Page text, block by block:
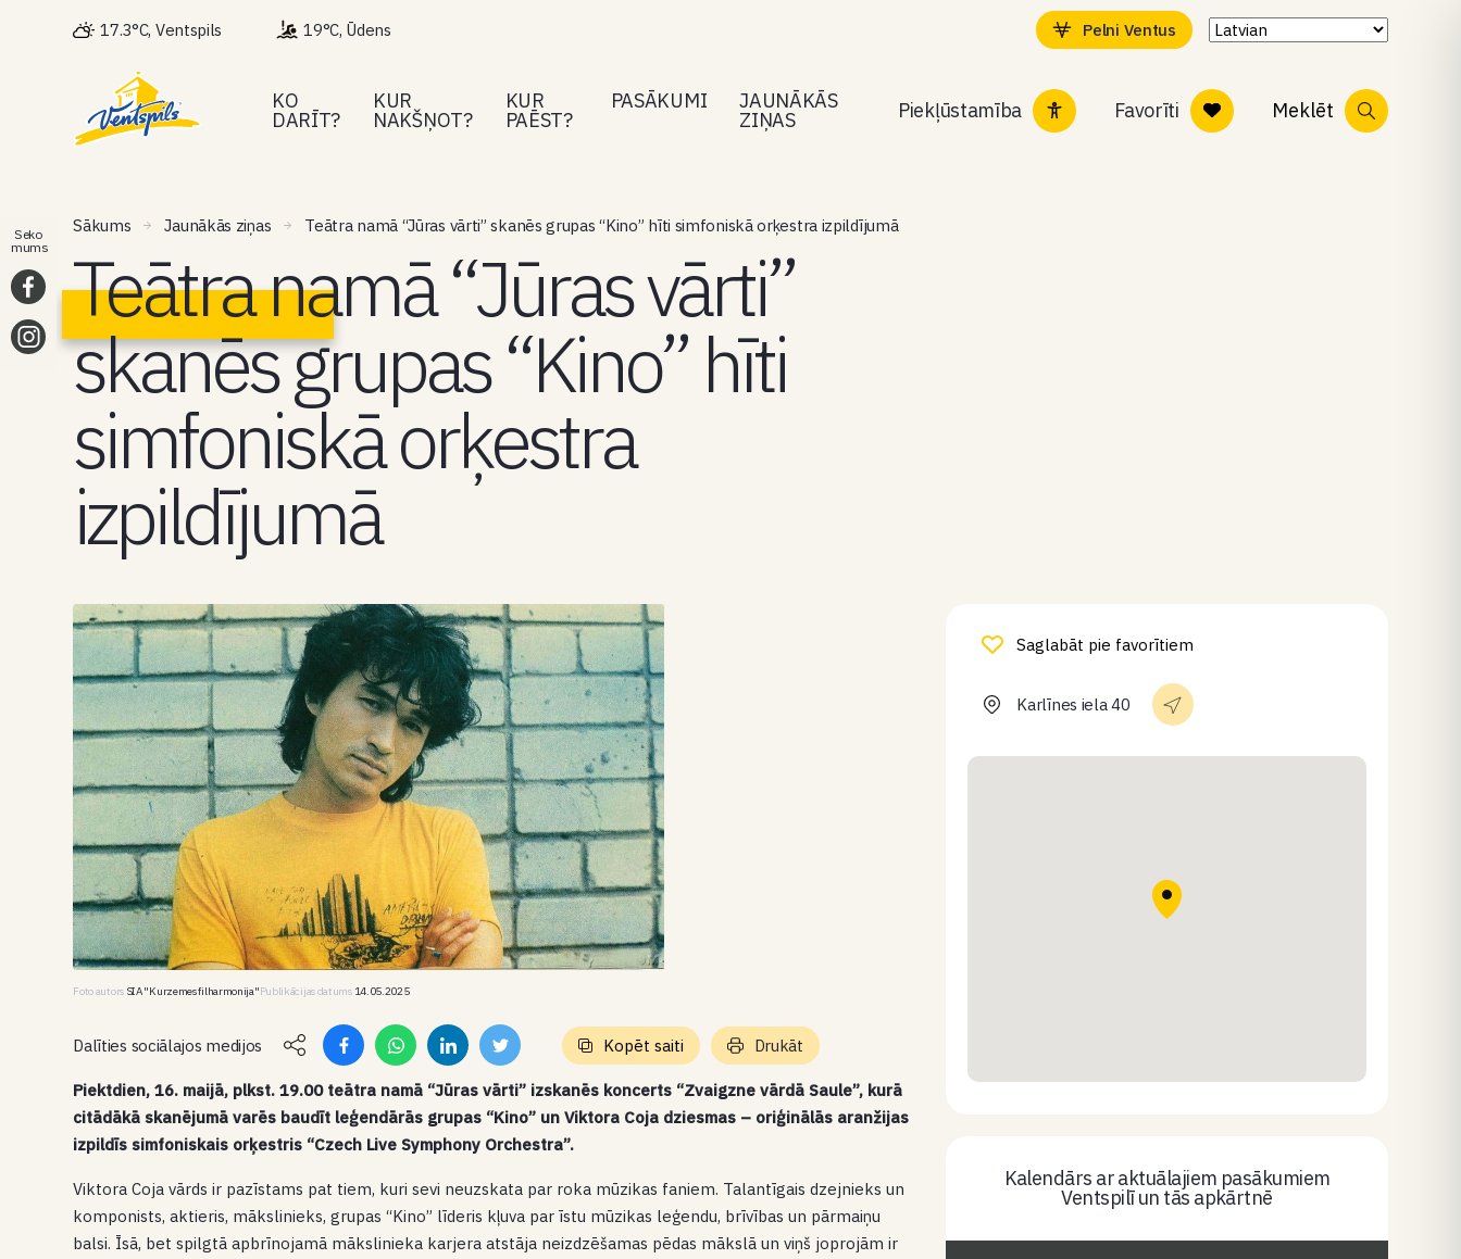
17.3°C, Ventspils 19°C, Ūdens Pelni Ventus
KO
DARĪT?
KUR
NAKŠŅOT?
KUR
PAĒST?
PASĀKUMI JAUNĀKĀS
ZIŅAS Piekļūstamība Favorīti Meklēt
Sākums Jaunākās ziņas Teātra namā “Jūras vārti” skanēs grupas “Kino” hīti simfoniskā orķestra izpildījumā
Teātra namā “Jūras vārti”
skanēs grupas “Kino” hīti
simfoniskā orķestra
izpildījumā
Foto autors SIA "Kurzemes filharmonija"Publikācijas datums 14.05.2025
Dalīties sociālajos medijos Kopēt saiti Drukāt
Piektdien, 16. maijā, plkst. 19.00 teātra namā “Jūras vārti” izskanēs koncerts “Zvaigzne vārdā Saule”, kurā
citādākā skanējumā varēs baudīt leģendārās grupas “Kino” un Viktora Coja dziesmas – oriģinālās aranžijas
izpildīs simfoniskais orķestris “Czech Live Symphony Orchestra”.
Viktora Coja vārds ir pazīstams pat tiem, kuri sevi neuzskata par roka mūzikas faniem. Talantīgais dzejnieks un
komponists, aktieris, mākslinieks, grupas “Kino” līderis kļuva par īstu mūzikas leģendu, brīvības un pārmaiņu
balsi. Īsā, bet spilgtā apbrīnojamā mākslinieka karjera atstāja neizdzēšamas pēdas mākslā un viņš joprojām ir
Saglabāt pie favorītiem
Karlīnes iela 40
Kalendārs ar aktuālajiem pasākumiem
Ventspilī un tās apkārtnē
Seko
mums